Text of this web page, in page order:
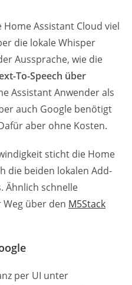
Assistant Cloud viel
die lokale Whisper
Aussprache, wie die
To-Speech über
Assistant Anwender als
auch Google benötigt
aber ohne Kosten.
sticht die Home
die beiden lokalen Add-
Ähnlich schnelle
über den M5Stack
per UI unter